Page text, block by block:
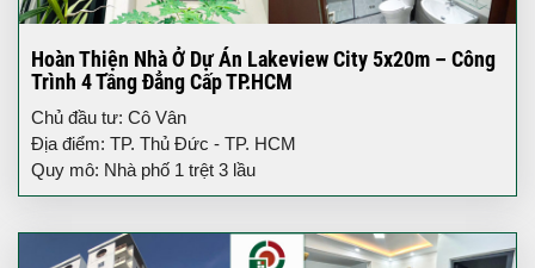
Hoàn Thiện Nhà Ở Dự Án Lakeview City 5x20m – Công
Trình 4 Tầng Đẳng Cấp TP.HCM
Chủ đầu tư: Cô Vân
Địa điểm: TP. Thủ Đức - TP. HCM
Quy mô: Nhà phố 1 trệt 3 lầu